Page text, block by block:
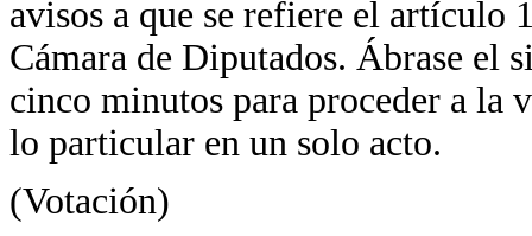
avisos a que se refiere el artículo
Cámara de Diputados. Ábrase el
cinco minutos para proceder a la
lo particular en un solo acto.
(Votación)